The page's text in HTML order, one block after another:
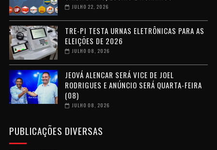
JULHO 22, 2026
TRE-PI TESTA URNAS ELETRÔNICAS PARA AS
ELEIÇÕES DE 2026
JULHO 08, 2026
JEOVÁ ALENCAR SERÁ VICE DE JOEL
RODRIGUES E ANÚNCIO SERÁ QUARTA-FEIRA
(08)
JULHO 08, 2026
PUBLICAÇÕES DIVERSAS